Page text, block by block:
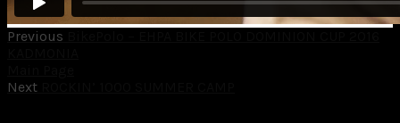
Previous
Next